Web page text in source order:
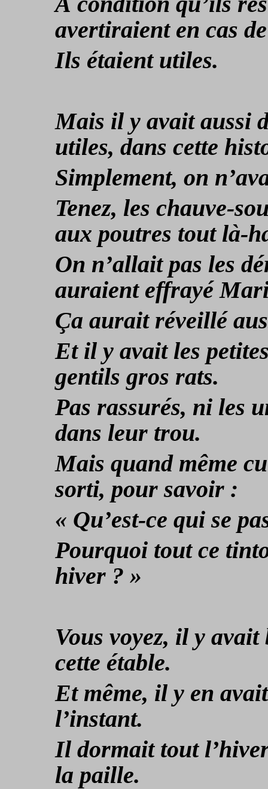
avertiraient en cas
Ils étaient utiles.
Mais il y avait aussi
utiles, dans cette
Simplement, on
Tenez, les chauve-
aux poutres tout là-
On n’allait pas les
auraient effrayé
Ça aurait réveillé
Et il y avait les
gentils gros rats.
Pas rassurés, ni les
dans leur trou.
Mais quand même
sorti, pour savoir :
« Qu’est-ce qui se
Pourquoi tout ce
hiver ? »
Vous voyez, il y
cette étable.
Et même, il y en
l’instant.
Il dormait tout
la paille.